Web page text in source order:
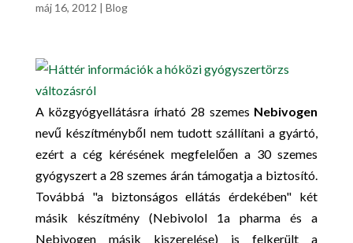
máj 16, 2012 | Blog
A közgyógyellátásra írható 28 szemes Nebivogen
nevű készítményből nem tudott szállítani a gyártó,
ezért a cég kérésének megfelelően a 30 szemes
gyógyszert a 28 szemes árán támogatja a biztosító.
Továbbá "a biztonságos ellátás érdekében" két
másik készítmény (Nebivolol 1a pharma és a
Nebivogen másik kiszerelése) is felkerült a